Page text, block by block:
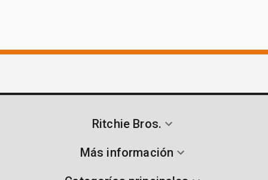
Ritchie Bros.
Más información